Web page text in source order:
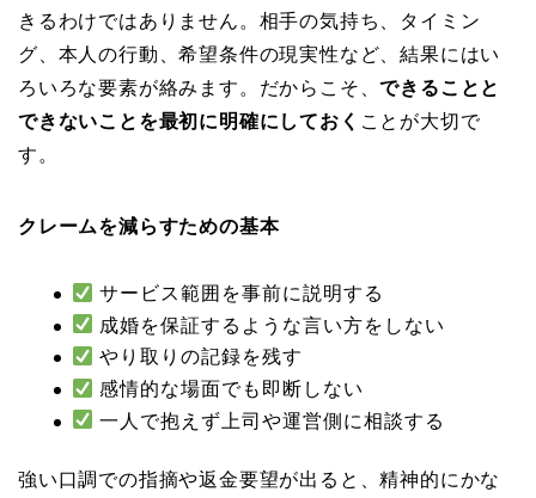
きるわけではありません。相手の気持ち、タイミン
グ、本人の行動、希望条件の現実性など、結果にはい
ろいろな要素が絡みます。だからこそ、できることと
できないことを最初に明確にしておく ことが大切で
す。
クレームを減らすための基本
サービス範囲を事前に説明する
成婚を保証するような言い方をしない
やり取りの記録を残す
感情的な場面でも即断しない
一人で抱えず上司や運営側に相談する
強い口調での指摘や返金要望が出ると、精神的にかな